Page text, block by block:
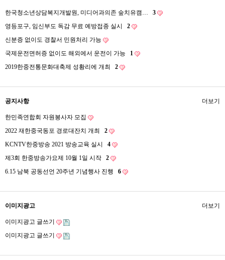
한국청소년상담복지개발원, 미디어과의존 숲치유캠…
3
영등포구, 임신부도 독감 무료 예방접종 실시
2
신분증 없이도 경찰서 민원처리 가능
국제운전면허증 없이도 해외에서 운전이 가능
1
2019한중전통문화대축제 성황리에 개최
2
공지사항
한민족연합회 자원봉사자 모집
2022 재한중국동포 경로대잔치 개최
2
KCNTV한중방송 2021 방송교육 실시
4
제3회 한중방송가요제 10월 1일 시작
2
6.15 남북 공동선언 20주년 기념행사 진행
6
더보기
이미지광고
이미지광고 글쓰기
이미지광고 글쓰기
더보기